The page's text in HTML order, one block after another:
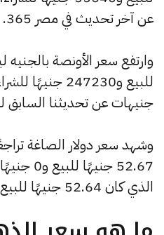
عن آخر تحديث في مصر 365.
جنيهات عن تحديثنا السابق
52.67
الذي كان 52.64 جنيهًا للبيع و0 جنيهًا للشراء.